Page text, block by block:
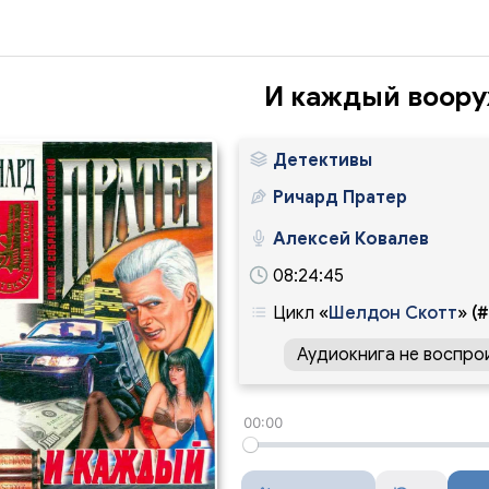
И каждый
Детективы
Ричард Пратер
Алексей Ковалев
08:24:45
Цикл «Шелдон Скотт»
Аудиокнига не
00:00